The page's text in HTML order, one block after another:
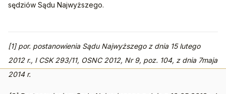
sędziów Sądu Najwyższego.
[1] por. postanowienia Sądu Najwyższego z dnia 15 lutego
2012 r., I CSK 293/11, OSNC 2012, Nr 9, poz. 104, z dnia 7maja
2014 r.